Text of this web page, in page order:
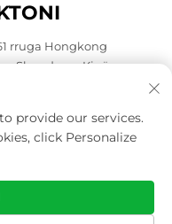
rruga Hongkong
Shandong, Kinë
Corp., Ltd. Të gjitha të
e Privatësisë
provide our services.
click Personalize